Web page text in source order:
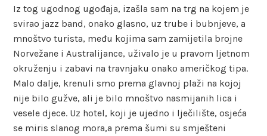
Iz tog ugodnog ugođaja, izašla sam na trg na kojem je
svirao jazz band, onako glasno, uz trube i bubnjeve, a
mnoštvo turista, među kojima sam zamijetila brojne
Norvežane i Australijance, uživalo je u pravom ljetnom
okruženju i zabavi na travnjaku onako američkog tipa.
Malo dalje, krenuli smo prema glavnoj plaži na kojoj
nije bilo gužve, ali je bilo mnoštvo nasmijanih lica i
vesele djece. Uz hotel, koji je ujedno i lječilište, osjeća
se miris slanog mora,a prema šumi su smješteni